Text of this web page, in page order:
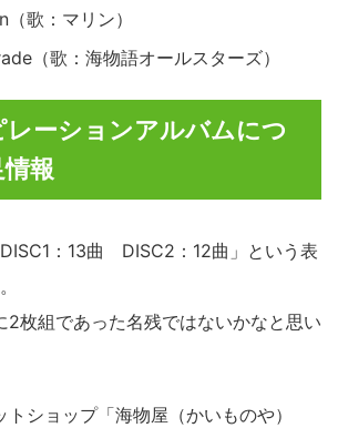
歌：マリン）
（歌：海物語オールスターズ）
レーションアルバムにつ
報
：13曲 DISC2：12曲」という表
2枚組であった名残ではないかなと思い
ショップ「海物屋（かいものや）